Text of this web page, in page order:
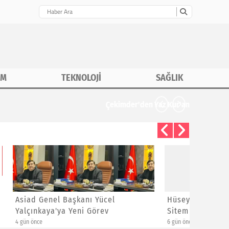
TEKNOLOJİ SAĞLIK
Hüseyin Kızıldaş'dan Ayrılanlara
Sitem